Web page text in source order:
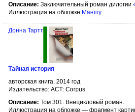
Описание: Заключительный роман дилогии
Иллюстрация на обложке Маншу.
Донна Тартт
Тайная история
авторская книга, 2014 год
Издательство: АСТ: Corpus
Описание: Том 301. Внецикловый роман.
Иллюстрация на обложке — фрагмент